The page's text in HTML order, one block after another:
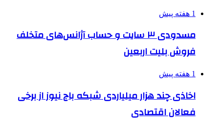
1 هفته پیش
مسدودی ۳ سایت و حساب آژانس‌های متخلف
فروش بلیت اربعین
1 هفته پیش
اخاذی چند هزار میلیاردی شبکه باج نیوز از برخی
فعالان اقتصادی